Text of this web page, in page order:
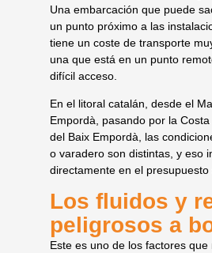
Una embarcación que puede
un punto próximo a las
tiene un coste de transporte
una que está en un punto
difícil acceso.
En el litoral catalán, desde el
Empordà, pasando por la
del Baix Empordà, las
o varadero son distintas, y eso
directamente en el presupuesto
Los fluidos y
peligrosos a
Este es uno de los factores que